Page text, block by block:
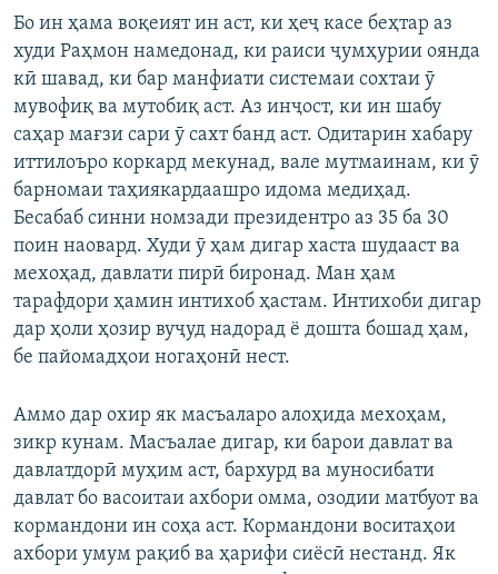
Бо ин ҳама воқеият ин аст, ки ҳеҷ касе беҳтар аз
худи Раҳмон намедонад, ки раиси ҷумҳурии оянда
кӣ шавад, ки бар манфиати системаи сохтаи ӯ
мувофиқ ва мутобиқ аст. Аз инҷост, ки ин шабу
саҳар мағзи сари ӯ сахт банд аст. Одитарин хабару
иттилоъро коркард мекунад, вале мутмаинам, ки ӯ
барномаи таҳиякардаашро идома медиҳад.
Бесабаб синни номзади президентро аз 35 ба 30
поин наовард. Худи ӯ ҳам дигар хаста шудааст ва
мехоҳад, давлати пирӣ биронад. Ман ҳам
тарафдори ҳамин интихоб ҳастам. Интихоби дигар
дар ҳоли ҳозир вуҷуд надорад ё дошта бошад ҳам,
бе пайомадҳои ногаҳонӣ нест.
Аммо дар охир як масъаларо алоҳида мехоҳам,
зикр кунам. Масъалае дигар, ки барои давлат ва
давлатдорӣ муҳим аст, бархурд ва муносибати
давлат бо васоитаи ахбори омма, озодии матбуот ва
кормандони ин соҳа аст. Кормандони воситаҳои
ахбори умум рақиб ва ҳарифи сиёсӣ нестанд. Як